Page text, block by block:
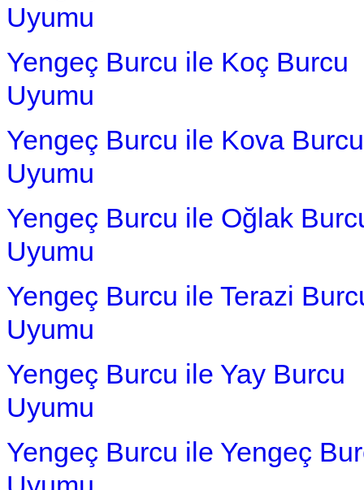
Uyumu
Yengeç Burcu ile Koç Burcu
Uyumu
Yengeç Burcu ile Kova Burcu
Uyumu
Yengeç Burcu ile Oğlak
Uyumu
Yengeç Burcu ile Terazi
Uyumu
Yengeç Burcu ile Yay Burcu
Uyumu
Yengeç Burcu ile Yengeç